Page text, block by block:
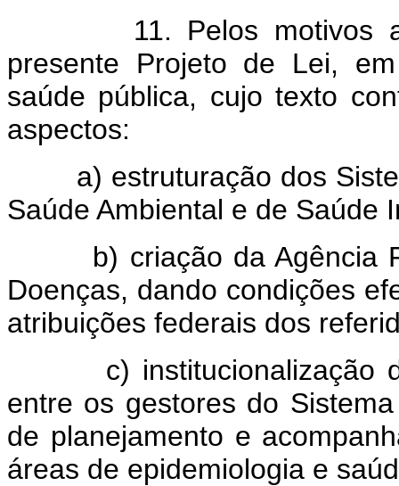
11. Pelos motivos
presente Projeto de Lei,
saúde pública, cujo texto
aspectos:
a) estruturação dos
Saúde Ambiental e de Saúde
b) criação da Agência
Doenças, dando condições
atribuições federais dos
c) institucionalização da
entre os gestores do
de planejamento e
áreas de epidemiologia e